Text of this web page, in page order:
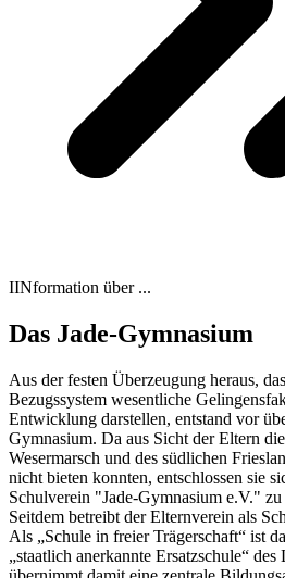
IINformation über ...
Das Jade-Gymnasium
Aus der festen Überzeugung heraus,
Bezugssystem wesentliche
Entwicklung darstellen, entstand vor
Gymnasium. Da aus Sicht der Eltern
Wesermarsch und des südlichen
nicht bieten konnten, entschlossen sie
Schulverein "Jade-Gymnasium e.V." zu
Seitdem betreibt der Elternverein als
Als „Schule in freier Trägerschaft“ ist
„staatlich anerkannte Ersatzschule“